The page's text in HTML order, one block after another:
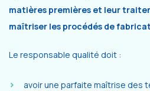
matières premières et leur
maîtriser les procédés de
Le responsable qualité doit :
avoir une parfaite maîtrise des